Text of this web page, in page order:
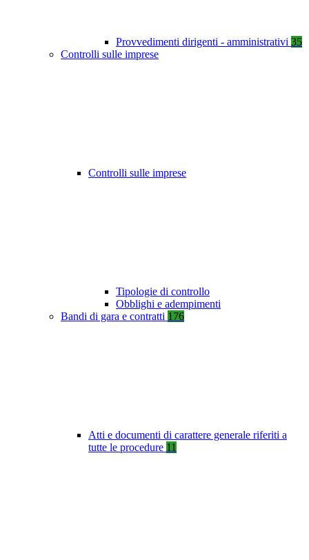
Provvedimenti dirigenti - amministrativi 35
Controlli sulle imprese
Controlli sulle imprese
Tipologie di controllo
Obblighi e adempimenti
Bandi di gara e contratti 176
Atti e documenti di carattere generale riferiti a
tutte le procedure 11